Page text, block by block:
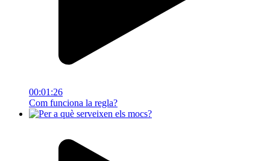
00:01:26
Com funciona la regla?